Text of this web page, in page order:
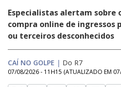
Especialistas alertam sobre
compra online de ingressos
ou terceiros desconhecidos
CAÍ NO GOLPE | Do R7
07/08/2026 - 11H15 (ATUALIZADO EM